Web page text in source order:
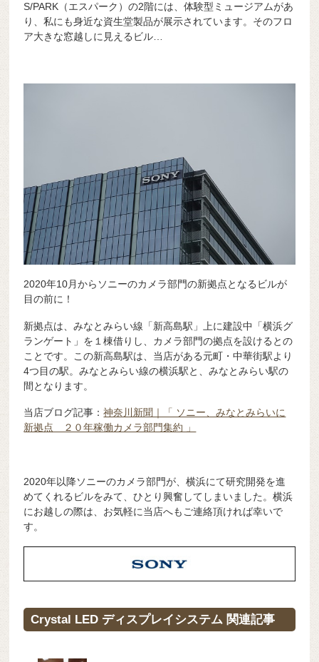
S/PARK（エスパーク）の2階には、体験型ミュージアムがあ
り、私にも身近な資生堂製品が展示されています。そのフロ
ア大きな窓越しに見えるビル…
2020年10月からソニーのカメラ部門の新拠点となるビルが
目の前に！
新拠点は、みなとみらい線「新高島駅」上に建設中「横浜グ
ランゲート」を１棟借りし、カメラ部門の拠点を設けるとの
ことです。この新高島駅は、当店がある元町・中華街駅より
4つ目の駅。みなとみらい線の横浜駅と、みなとみらい駅の
間となります。
当店ブログ記事：神奈川新聞｜「 ソニー、みなとみらいに
新拠点 ２０年稼働カメラ部門集約 」
2020年以降ソニーのカメラ部門が、横浜にて研究開発を進
めてくれるビルをみて、ひとり興奮してしまいました。横浜
にお越しの際は、お気軽に当店へもご連絡頂ければ幸いで
す。
Crystal LED ディスプレイシステム 関連記事